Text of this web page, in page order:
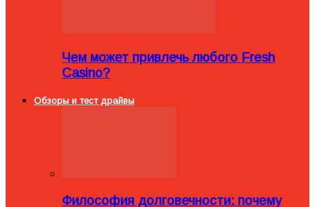
Чем может привлечь любого Fresh
Casino?
Обзоры и тест драйвы
Философия долговечности: почему